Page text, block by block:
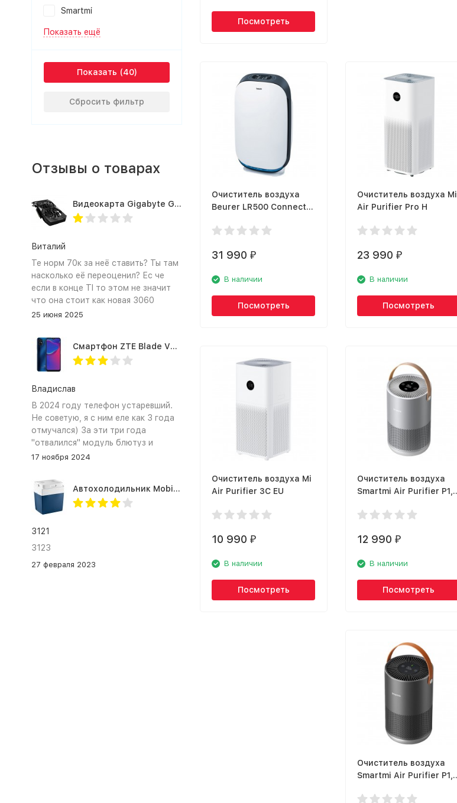
Посмотреть
Очиститель воздуха
Beurer LR500 Connect
31 990 ₽
В наличии
Посмотреть
Очиститель воздуха Mi
Air Purifier Pro H
23 990 ₽
В наличии
Посмотреть
Очиститель воздуха Mi
Air Purifier 3C EU
10 990 ₽
В наличии
Посмотреть
Очиститель воздуха
Smartmi Air Purifier P1,
12 990 ₽
В наличии
Посмотреть
Очиститель воздуха
Smartmi Air Purifier P1,
Smartmi
Показать ещё
Показать
Сбросить фильтр
Отзывы о товарах
Видеокарта Gigabyte GTX1660TI 6GB (GV-N166TOC-6GD 1.0A)
Виталий
Те норм 70к за неё ставить? Ты там
насколько её переоценил? Ес че
если в конце TI то этом не значит
что она стоит как новая 3060
25 июня 2025
Смартфон ZTE Blade V2020 Smart 64 Гб синий
Владислав
В 2024 году телефон устаревший.
Не советую, я с ним еле как 3 года
отмучался) За эти три года
"отвалился" модуль блютуз и
сканер отпечатка пальца
17 ноября 2024
Автохолодильник Mobicool MV26 AC/DC
3121
3123
27 февраля 2023